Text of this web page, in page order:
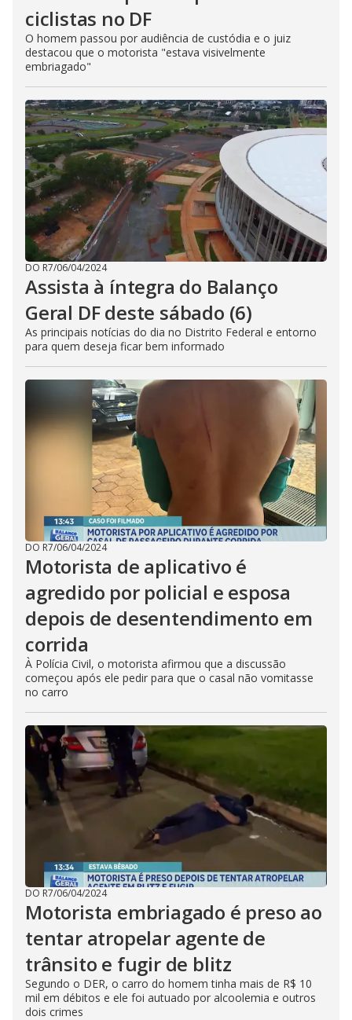
ciclistas no DF
O homem passou por audiência de custódia e o juiz
destacou que o motorista "estava visivelmente
embriagado"
DO R7/06/04/2024
Assista à íntegra do Balanço
Geral DF deste sábado (6)
As principais notícias do dia no Distrito Federal e entorno
para quem deseja ficar bem informado
DO R7/06/04/2024
Motorista de aplicativo é
agredido por policial e esposa
depois de desentendimento em
corrida
À Polícia Civil, o motorista afirmou que a discussão
começou após ele pedir para que o casal não vomitasse
no carro
DO R7/06/04/2024
Motorista embriagado é preso ao
tentar atropelar agente de
trânsito e fugir de blitz
Segundo o DER, o carro do homem tinha mais de R$ 10
mil em débitos e ele foi autuado por alcoolemia e outros
dois crimes